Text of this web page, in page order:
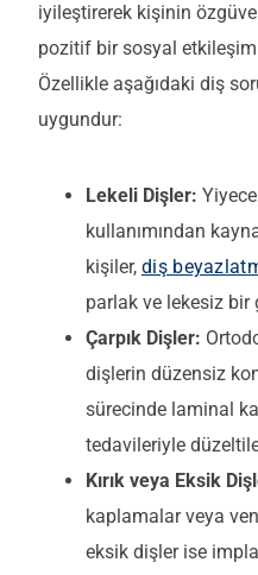
iyileştirerek kişinin
pozitif bir sosyal etkileşim
Özellikle aşağıdaki diş
uygundur:
Lekeli Dişler:
kullanımından
kişiler, diş
parlak ve lekesiz bir
Çarpık Dişler:
dişlerin düzensiz
sürecinde laminal
tedavileriyle
Kırık veya Eksik
kaplamalar veya
eksik dişler ise